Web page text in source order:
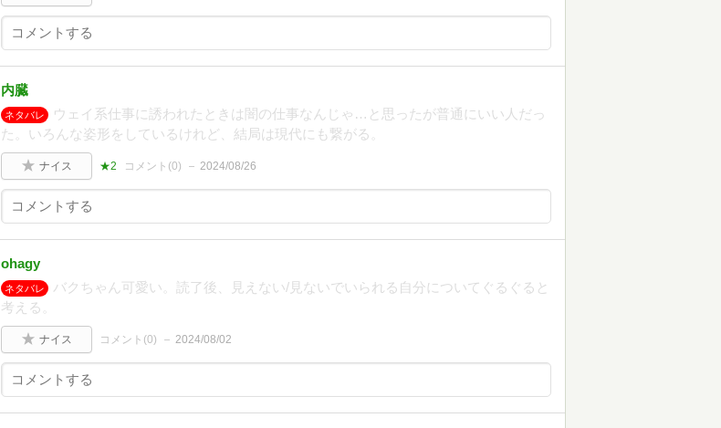
内臓
ネタバレ
ウェイ系仕事に誘われたときは闇の仕事なんじゃ…と思ったが普通にいい人だっ
た。いろんな姿形をしているけれど、結局は現代にも繋がる。
ナイス ★2 コメント(0) 2024/08/26
ohagy
ネタバレ
バクちゃん可愛い。読了後、見えない/見ないでいられる自分についてぐるぐると
考える。
ナイス コメント(0) 2024/08/02